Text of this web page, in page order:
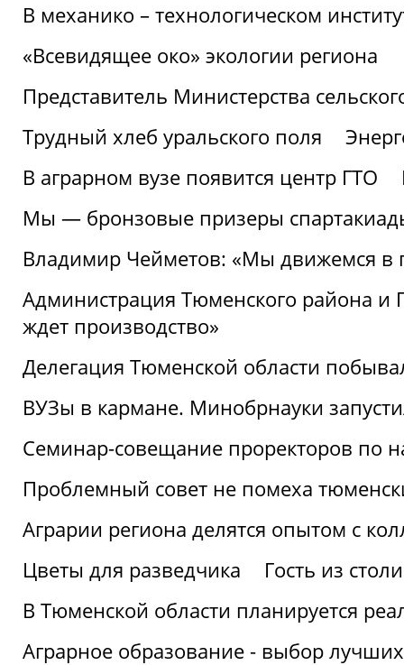
В механико – технологическом
«Всевидящее око» экологии региона
Представитель Министерства
Трудный хлеб уральского поля
В аграрном вузе появится центр ГТО
Мы — бронзовые призеры
Владимир Чейметов: «Мы движемся в
Администрация Тюменского района и
ждет производство»
Делегация Тюменской области
ВУЗы в кармане. Минобрнауки
Семинар-совещание проректоров по
Проблемный совет не помеха
Аграрии региона делятся опытом с
Цветы для разведчика
Гость из
В Тюменской области планируется
Аграрное образование - выбор лучших